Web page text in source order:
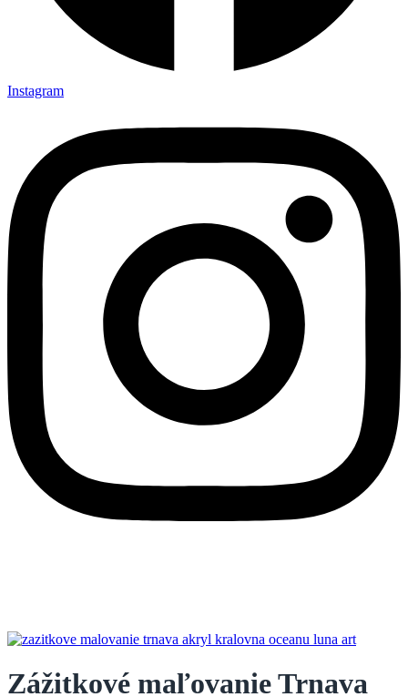
Instagram
Zážitkové maľovanie Trnava